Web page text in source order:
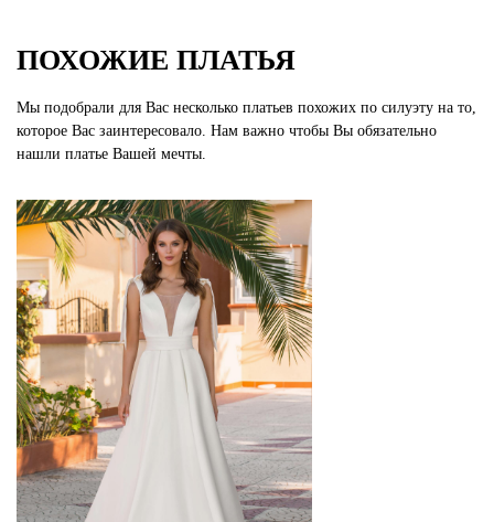
ПОХОЖИЕ ПЛАТЬЯ
Мы подобрали для Вас несколько платьев похожих по силуэту на то,
которое Вас заинтересовало. Нам важно чтобы Вы обязательно
нашли платье Вашей мечты.